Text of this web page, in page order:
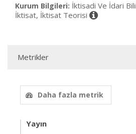
Kurum Bilgileri: İktisadi Ve İdari
İktisat, İktisat Teorisi
Metrikler
Daha fazla metrik
Yayın